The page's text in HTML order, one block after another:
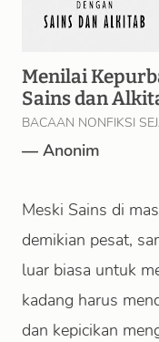
Menilai
Sains dan
BACAAN NONFIKSI
— Anonim
Meski Sains di
demikian pesat,
luar biasa untuk
kadang harus
dan kepicikan